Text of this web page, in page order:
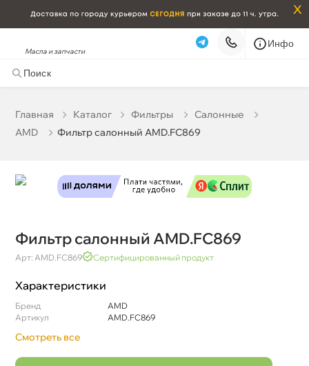
x
Масла и запчасти
Инфо
Главная Катало Фильтры
Салонные
AMD
Фильтр салонный AMD.FC869
Фильтр салонный AMD.FC869
Арт: AMD.FC869 Сертифицированный продукт
Характеристики
Бренд
AMD
Артикул
AMD.FC869
Смотреть все
Самовывоз